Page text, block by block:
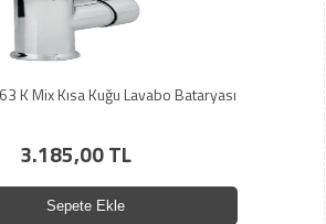
K Mix Kısa Kuğu Lavabo Bataryası
3.185,00 TL
Sepete Ekle